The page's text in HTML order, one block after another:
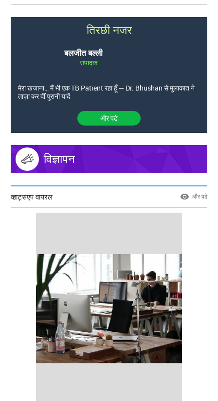
तिरछी नजर
बलजीत बल्ली
संपादक
मेरा खजाना… मैं भी एक TB Patient रहा हूँ — Dr. Bhushan से मुलाकात ने
ताज़ा कर दीं पुरानी यादें
और पढे
विज्ञापन
व्हाट्सएप वायरल और पढे